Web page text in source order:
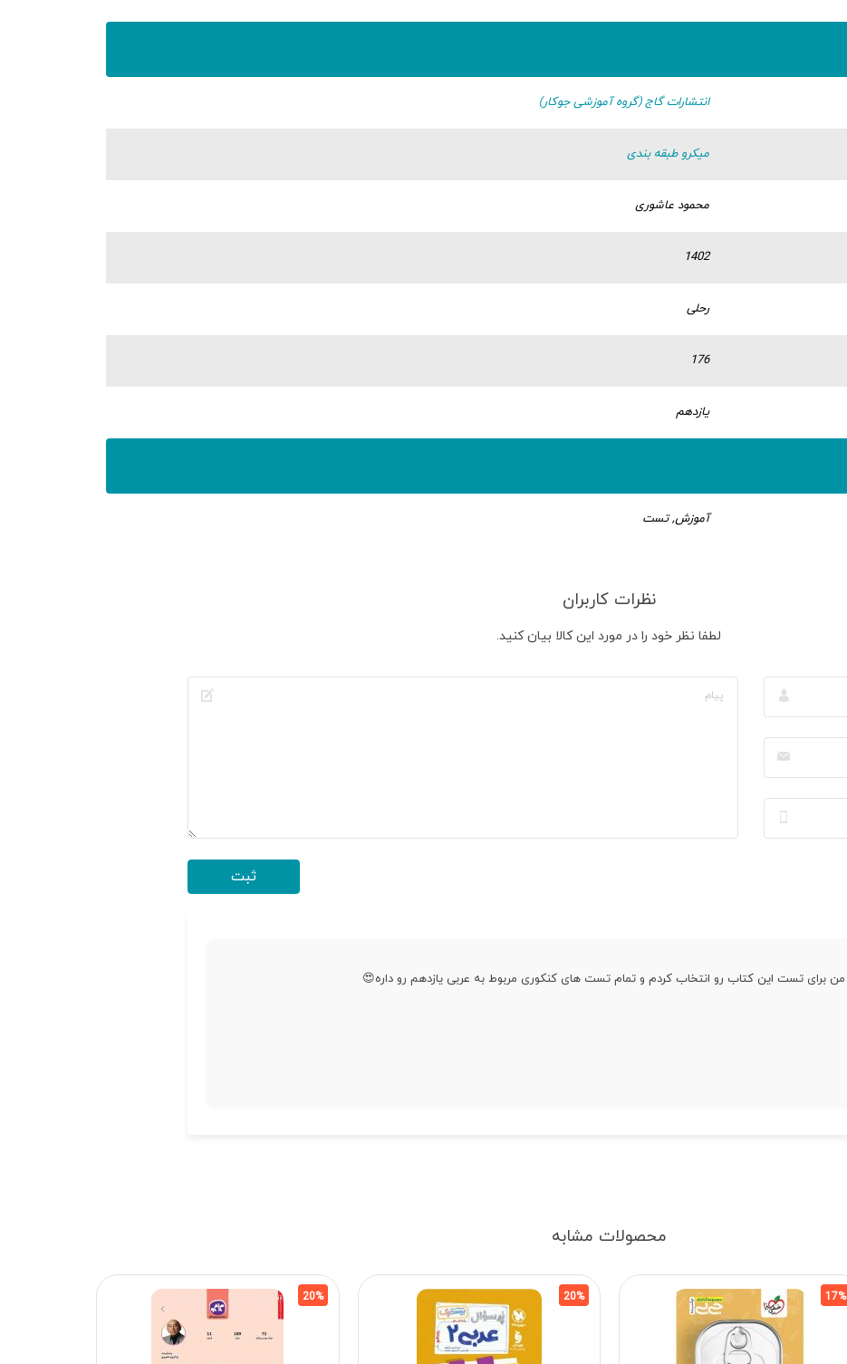
انتشارات گاج (گروه آموزشی جوکار)
میکرو طبقه بندی
محمود عاشوری
1402
رحلی
176
یازدهم
آموزش, تست
نظرات کاربران
لطفا نظر خود را در مورد این کالا بیان کنید.
من برای تست این کتاب رو انتخاب کردم و تمام تست های کنکوری مربوط به عربی یازدهم رو داره😍
محصولات مشابه
17%
20%
20%